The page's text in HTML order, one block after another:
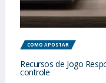
COMO APOSTAR
Recursos de Jogo
controle